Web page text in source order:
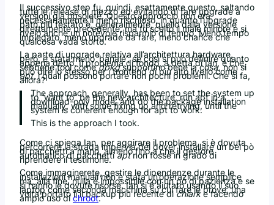
Il successivo step fu, quindi, esattamente questo, saltando
tutte le release di mezzo ed evitando di fare upgrade a
versioni già obsolete. Questo approccio non era
necessariamente il meno rischioso, in quanto l’upgrade
path più testato è, generalmente, quello dalla versione
direttamente precedente, ma fu scelto il male minore e si
rivelò anche un notevole risparmio di tempo. Meno tempo
impiegato, meno upgrade da fare, meno chance che
qualcosa vada storto.
La parte di upgrade relativa all’architettura hardware,
però, è stata meno ‘banale’, se così si può definire quanto
appena detto. Il problema di fondo, a detta di Ian, è che,
sebbene tool comedpkgsupportino bene la cosa, non si
può dire lo stesso per i frontend di più alto livello come
apt, i quali possono portare non pochi problemi. Che si fa,
allora?
The approach, generally, has been to set the system up
to “want to” be the new architecture, run apt in a
download-only mode, and do the package installation
manually, with some fixing up and retrying, until the
system is coherent enough for apt to work.
This is the approach I took.
Come ci spiega Ian, per aggirare il problema, si è dovuta
percorrere la strada impervia del dover installare un bel pò
di pacchetti a mano, almeno fino a che il gestore
automatico di pacchettiaptnon fosse in grado di
riprendere il testimone.
Come immaginerete, gestire le dipendenze durante le
installazioni manuali non è stata un’operazione semplice
ma, alla fine, nulla è impossibile con un pò di pazienza e se
si hanno le dovute risorse. Ian si è aiutato usando il suo
laptop come seconda macchina su cui fare le prove, una
volta portato lì il backup più recente di chiarke facendo
ampio uso dichroot.